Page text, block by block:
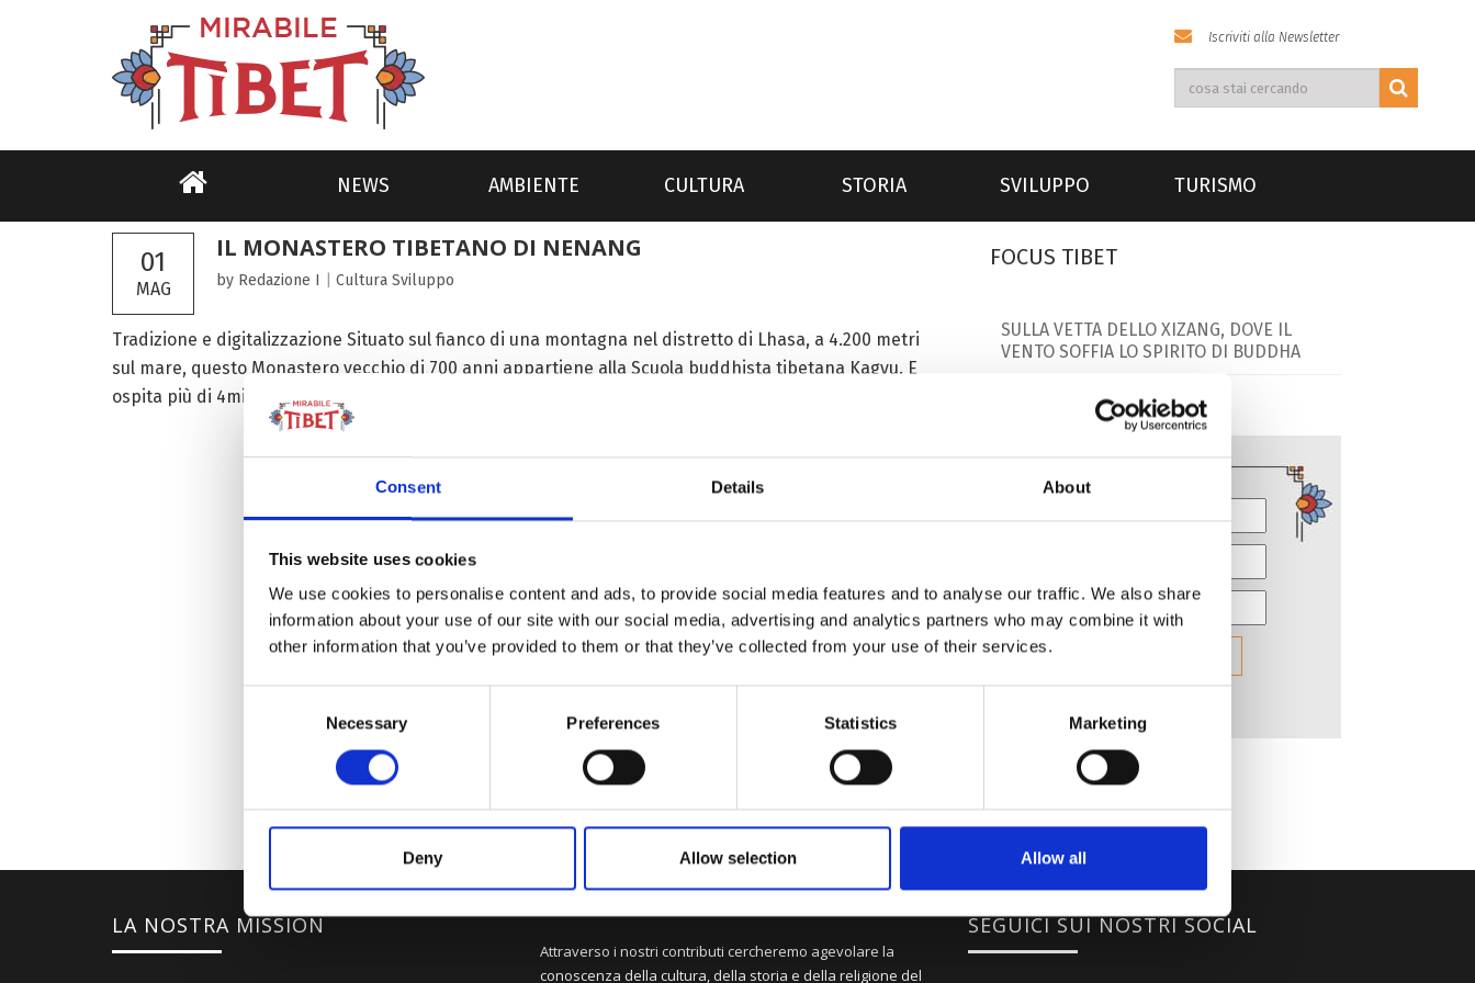
Consent Details About
This website uses cookies
We use cookies to personalise content and ads, to provide social media features and to analyse our traffic. We also share
information about your use of our site with our social media, advertising and analytics partners who may combine it with
other information that you’ve provided to them or that they’ve collected from your use of their services.
Necessary Preferences Statistics Marketing
Deny Allow selection Allow all
Iscriviti alla Newsletter
NEWS AMBIENTE CULTURA STORIA SVILUPPO TURISMO
01
MAG
IL MONASTERO TIBETANO DI NENANG
by Redazione I Cultura Sviluppo
Tradizione e digitalizzazione Situato sul fianco di una montagna nel distretto di Lhasa, a 4.200 metri
sul mare, questo Monastero vecchio di 700 anni appartiene alla Scuola buddhista tibetana Kagyu. E
ospita più di 4mila volumi di scritture e manoscritti...
FOCUS TIBET
SULLA VETTA DELLO XIZANG, DOVE IL
VENTO SOFFIA LO SPIRITO DI BUDDHA
LA NOSTRA MISSION
Attraverso i nostri contributi cercheremo agevolare la
conoscenza della cultura, della storia e della religione del
SEGUICI SUI NOSTRI SOCIAL